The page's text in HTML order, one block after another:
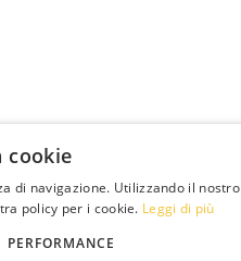
cookie
di navigazione. Utilizzando il nostro
policy per i cookie. Leggi di più
PERFORMANCE